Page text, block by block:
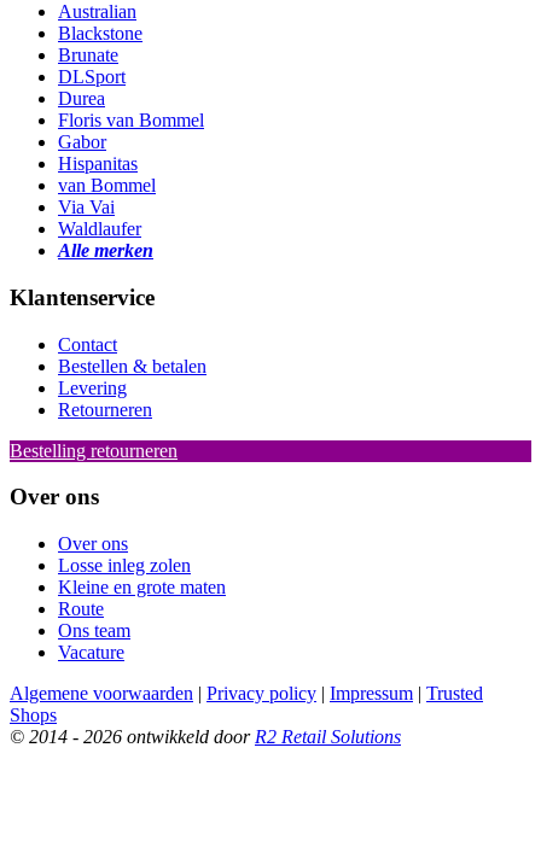
Australian
Blackstone
Brunate
DLSport
Durea
Floris van Bommel
Gabor
Hispanitas
van Bommel
Via Vai
Waldlaufer
Alle merken
Klantenservice
Contact
Bestellen & betalen
Levering
Retourneren
Bestelling retourneren
Over ons
Over ons
Losse inleg zolen
Kleine en grote maten
Route
Ons team
Vacature
Algemene voorwaarden | Privacy policy | Impressum | Trusted
Shops
© 2014 - 2026 ontwikkeld door R2 Retail Solutions